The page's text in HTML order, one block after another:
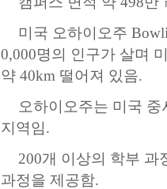
미국 오하이오주
0,000명의 인구가 살며
약 40km 떨어져 있음.
오하이오주는 미국
지역임.
200개 이상의 학부 과
과정을 제공함.